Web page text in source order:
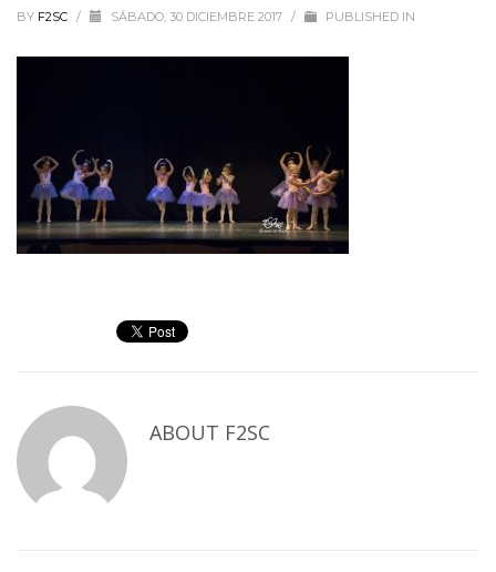
BY F2SC / SÁBADO, 30 DICIEMBRE 2017 / PUBLISHED IN
ABOUT F2SC